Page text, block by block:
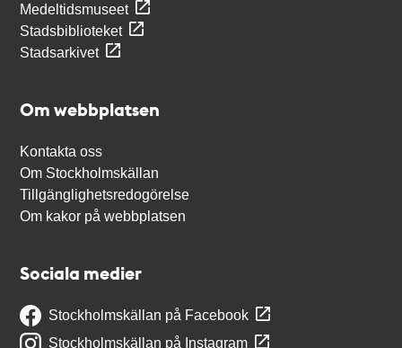
Medeltidsmuseet
Stadsbiblioteket
Stadsarkivet
Om webbplatsen
Kontakta oss
Om Stockholmskällan
Tillgänglighetsredogörelse
Om kakor på webbplatsen
Sociala medier
Stockholmskällan på Facebook
Stockholmskällan på Instagram